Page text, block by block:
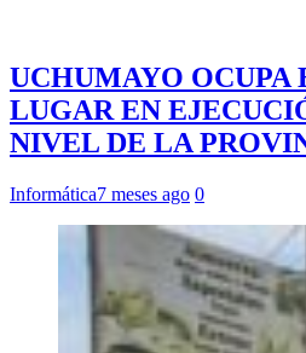
UCHUMAYO OCUPA
LUGAR EN
NIVEL DE LA
Informática7 meses ago 0